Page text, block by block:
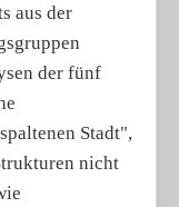
aus der
der fünf
Stadt",
nicht